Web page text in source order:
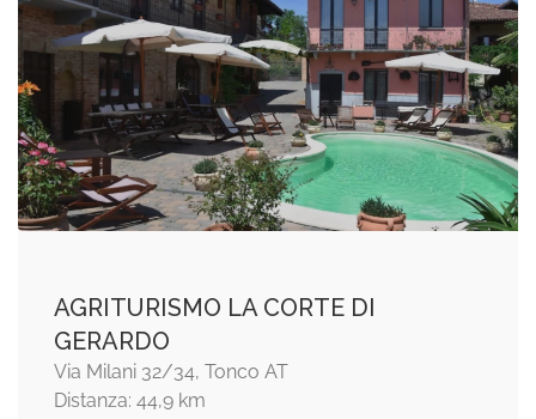
AGRITURISMO LA CORTE DI
GERARDO
Via Milani 32/34, Tonco AT
Distanza: 44,9 km